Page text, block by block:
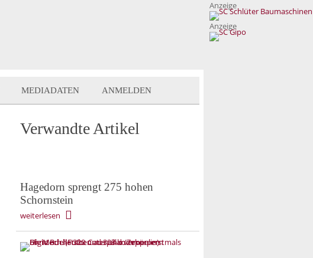
Anzeige
Anzeige
MEDIADATEN ANMELDEN
Verwandte Artikel
Hagedorn sprengt 275 hohen
Schornstein
weiterlesen